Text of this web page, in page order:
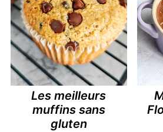
Les meilleurs
muffins sans
gluten